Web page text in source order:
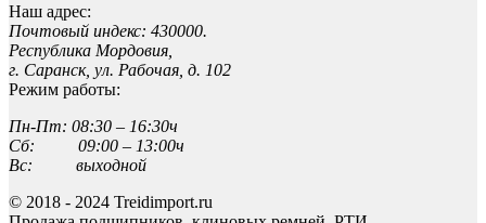
Наш адрес:
Почтовый индекс: 430000.
Республика Мордовия,
г. Саранск, ул. Рабочая, д. 102
Режим работы:
Пн-Пт: 08:30 – 16:30ч
Сб: 09:00 – 13:00ч
Вс: выходной
© 2018 - 2024 Treidimport.ru